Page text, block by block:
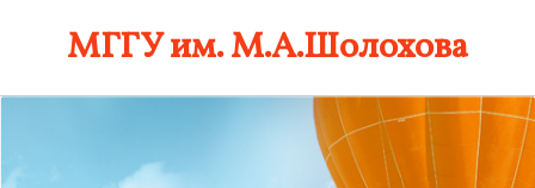
МГГУ им. М.А.Шолохова